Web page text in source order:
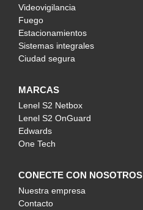
Videovigilancia
Fuego
Estacionamientos
Sistemas integrales
Ciudad segura
MARCAS
Lenel S2 Netbox
Lenel S2 OnGuard
Edwards
One Tech
CONECTE CON NOSOTROS
Nuestra empresa
Contacto